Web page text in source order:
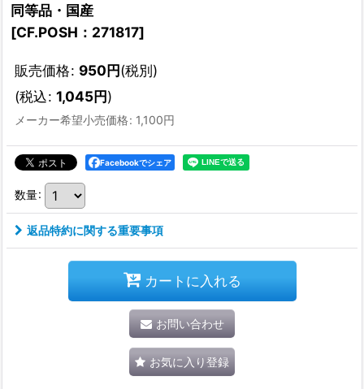
同等品・国産
[CF.POSH：271817]
販売価格: 950円(税別)
(税込: 1,045円)
メーカー希望小売価格: 1,100円
Facebookでシェア
数量:
返品特約に関する重要事項
カートに入れる
お問い合わせ
お気に入り登録